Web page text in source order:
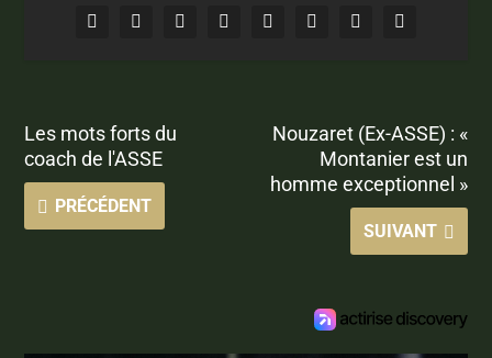
Les mots forts du
coach de l'ASSE
PRÉCÉDENT
Nouzaret (Ex-ASSE) : «
Montanier est un
homme exceptionnel »
SUIVANT